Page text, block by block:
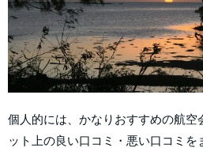
個人的には、かなりおすすめの航空
ット上の良い口コミ・悪い口コミを